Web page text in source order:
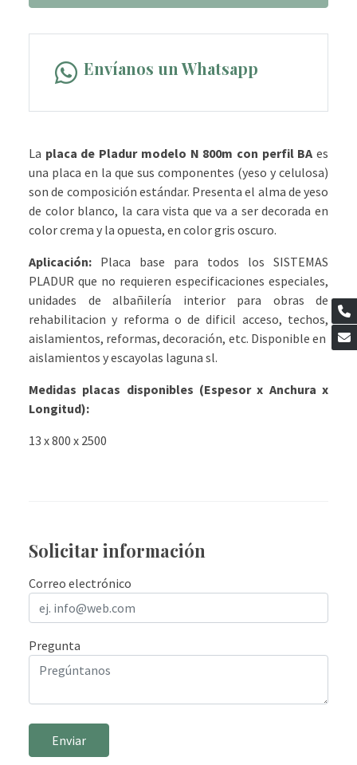
Envíanos un Whatsapp
La placa de Pladur modelo N 800m con perfil BA es
una placa en la que sus componentes (yeso y celulosa)
son de composición estándar. Presenta el alma de yeso
de color blanco, la cara vista que va a ser decorada en
color crema y la opuesta, en color gris oscuro.
Aplicación: Placa base para todos los SISTEMAS
PLADUR que no requieren especificaciones especiales,
unidades de albañilería interior para obras de
rehabilitacion y reforma o de dificil acceso, techos,
aislamientos, reformas, decoración, etc. Disponible en
aislamientos y escayolas laguna sl.
Medidas placas disponibles (Espesor x Anchura x
Longitud):
13 x 800 x 2500
Solicitar información
Correo electrónico
Pregunta
Enviar